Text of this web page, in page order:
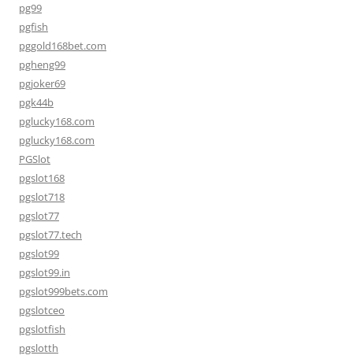
pg99
pgfish
pggold168bet.com
pgheng99
pgjoker69
pgk44b
pglucky168.com
pglucky168.com
PGSlot
pgslot168
pgslot718
pgslot77
pgslot77.tech
pgslot99
pgslot99.in
pgslot999bets.com
pgslotceo
pgslotfish
pgslotth